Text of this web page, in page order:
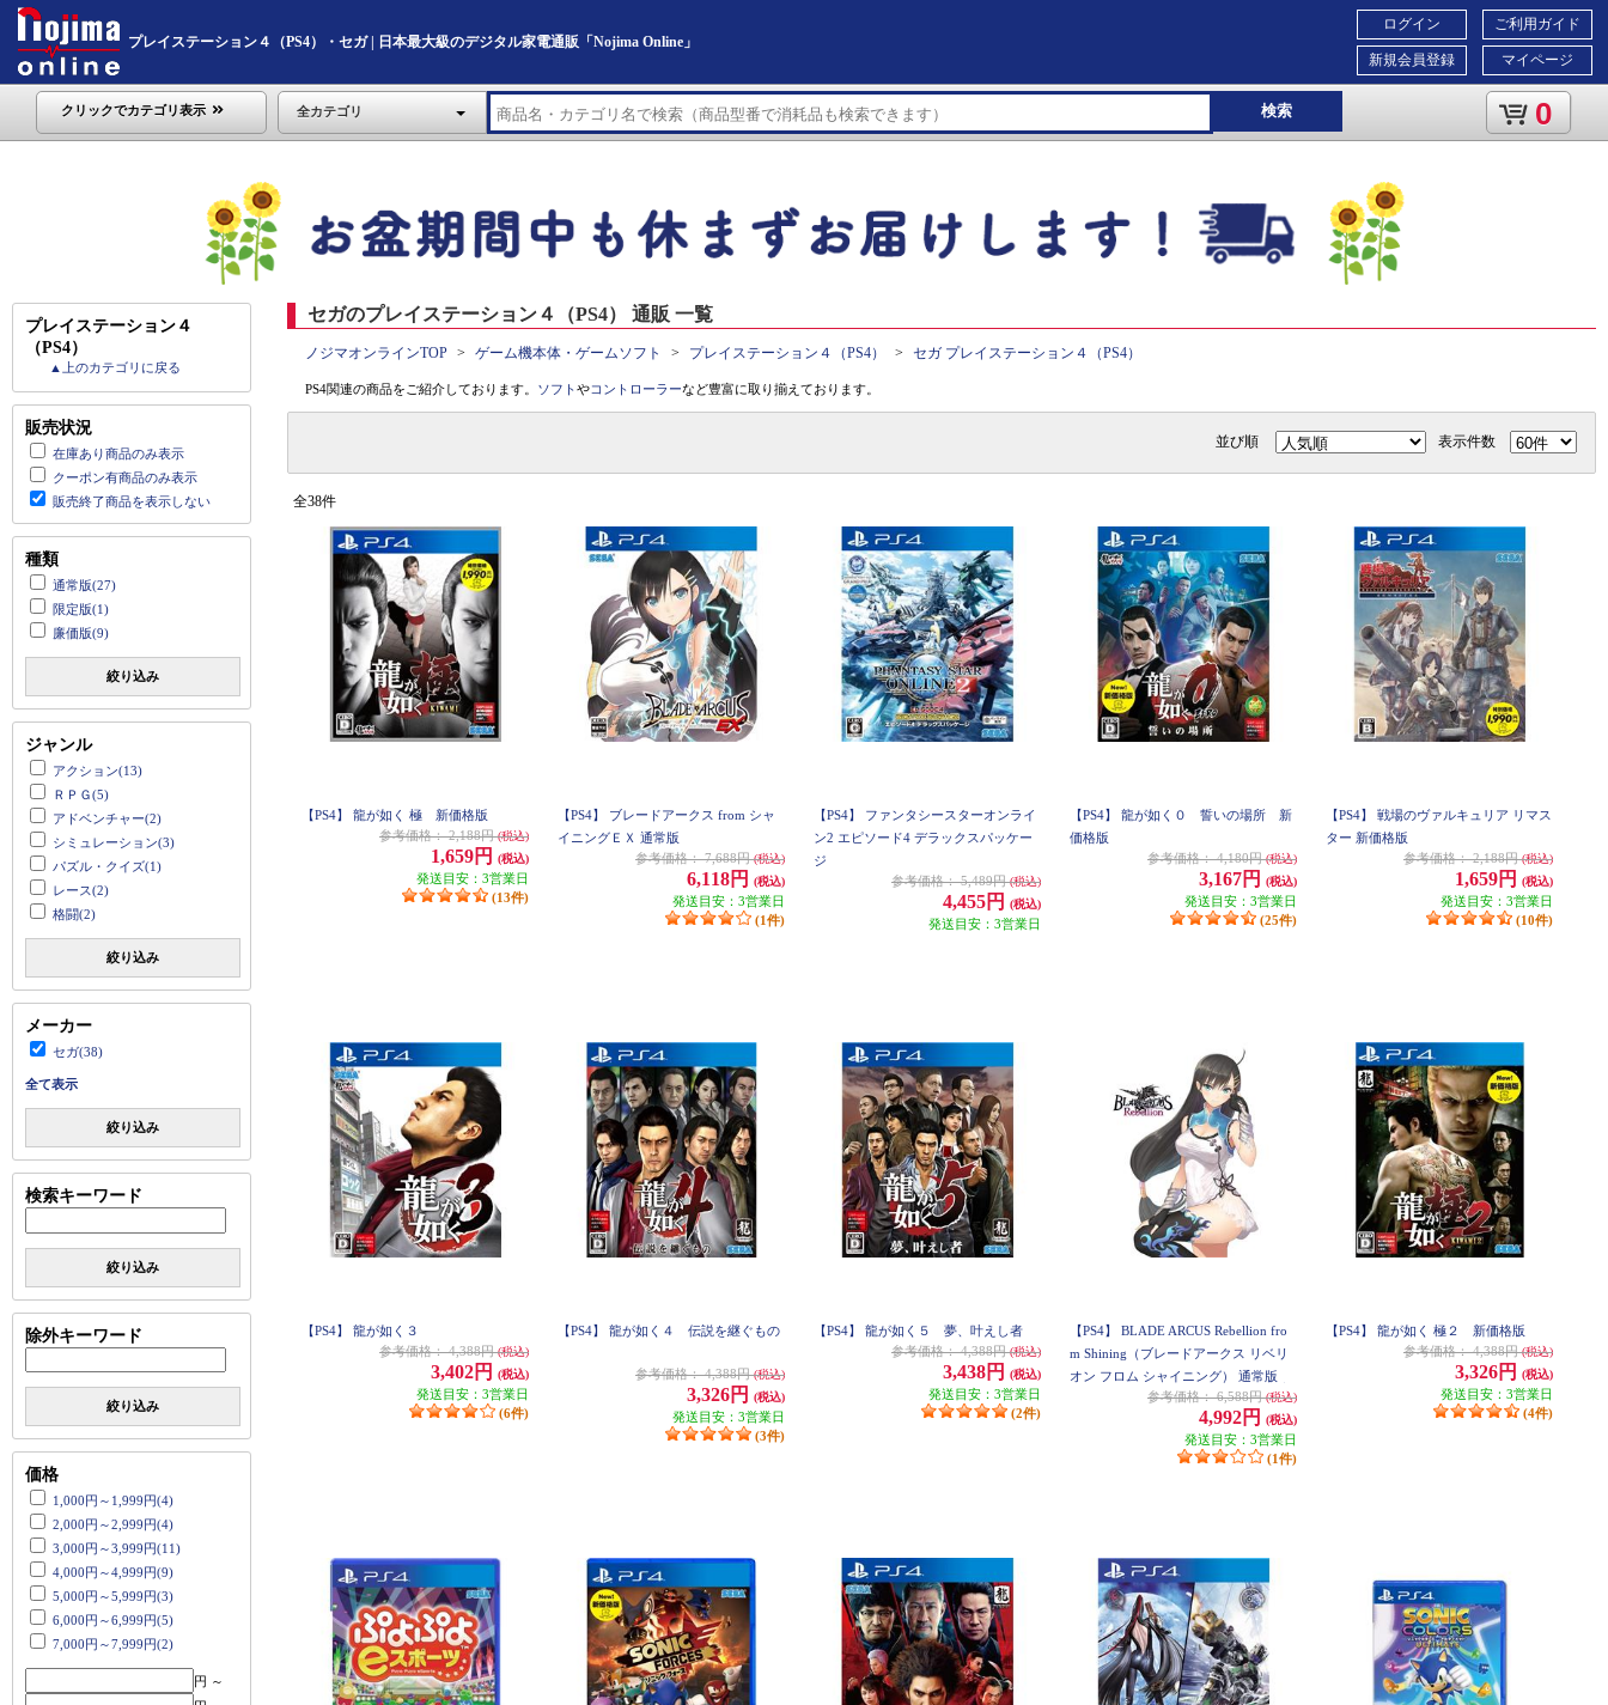
プレイステーション４（PS4）・セガ | 日本最大級のデジタル家電通販「Nojima Online」
ご利用ガイド
マイページ
ログイン
新規会員登録
クリックでカテゴリ表示 全カテゴリ 検索 0
プレイステーション４
（PS4）
▲上のカテゴリに戻る
販売状況
在庫あり商品のみ表示
クーポン有商品のみ表示
販売終了商品を表示しない
種類
通常版(27)
限定版(1)
廉価版(9)
絞り込み
ジャンル
アクション(13)
ＲＰＧ(5)
アドベンチャー(2)
シミュレーション(3)
パズル・クイズ(1)
レース(2)
格闘(2)
絞り込み
メーカー
セガ(38)
全て表示
絞り込み
検索キーワード
絞り込み
除外キーワード
絞り込み
価格
1,000円～1,999円(4)
2,000円～2,999円(4)
3,000円～3,999円(11)
4,000円～4,999円(9)
5,000円～5,999円(3)
6,000円～6,999円(5)
7,000円～7,999円(2)
円 ～
セガのプレイステーション４（PS4） 通販 一覧
ノジマオンラインTOP ゲーム機本体・ゲームソフト プレイステーション４（PS4） セガ プレイステーション４（PS4）
PS4関連の商品をご紹介しております。 ソフトやコントローラーなど豊富に取り揃えております。
並び順 表示件数
全38件
【PS4】 龍が如く 極 新価格版
参考価格： 2,188円(税込)
1,659円 (税込)
発送目安：3営業日
(13件)
【PS4】 ブレードアークス from シャ
イニングＥＸ 通常版
参考価格： 7,688円(税込)
6,118円 (税込)
発送目安：3営業日
(1件)
【PS4】 ファンタシースターオンライ
ン2 エピソード4 デラックスパッケー
ジ
参考価格： 5,489円(税込)
4,455円 (税込)
発送目安：3営業日
【PS4】 龍が如く０ 誓いの場所 新
価格版
参考価格： 4,180円(税込)
3,167円 (税込)
発送目安：3営業日
(25件)
【PS4】 戦場のヴァルキュリア リマス
ター 新価格版
参考価格： 2,188円(税込)
1,659円 (税込)
発送目安：3営業日
(10件)
【PS4】 龍が如く３
参考価格： 4,388円(税込)
3,402円 (税込)
発送目安：3営業日
(6件)
【PS4】 龍が如く４ 伝説を継ぐもの
参考価格： 4,388円(税込)
3,326円 (税込)
発送目安：3営業日
(3件)
【PS4】 龍が如く５ 夢、叶えし者
参考価格： 4,388円(税込)
3,438円 (税込)
発送目安：3営業日
(2件)
【PS4】 BLADE ARCUS Rebellion fro
m Shining（ブレードアークス リベリ
オン フロム シャイニング） 通常版
参考価格： 6,588円(税込)
4,992円 (税込)
発送目安：3営業日
(1件)
【PS4】 龍が如く 極２ 新価格版
参考価格： 4,388円(税込)
3,326円 (税込)
発送目安：3営業日
(4件)